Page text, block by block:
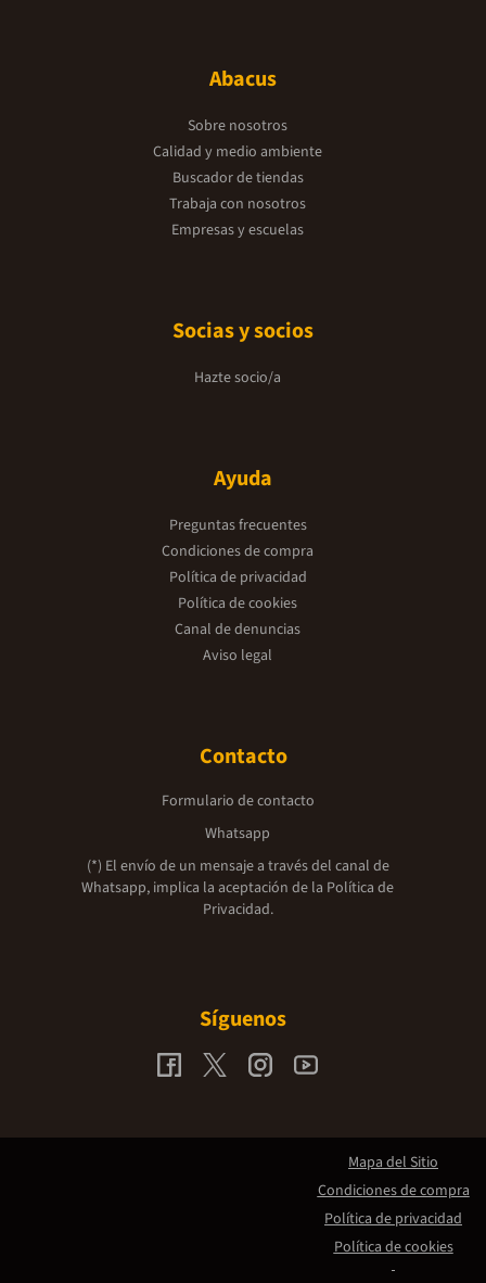
Abacus
Sobre nosotros
Calidad y medio ambiente
Buscador de tiendas
Trabaja con nosotros
Empresas y escuelas
Socias y socios
Hazte socio/a
Ayuda
Preguntas frecuentes
Condiciones de compra
Política de privacidad
Política de cookies
Canal de denuncias
Aviso legal
Contacto
Formulario de contacto
Whatsapp
(*) El envío de un mensaje a través del canal de
Whatsapp, implica la aceptación de la Política de
Privacidad.
Síguenos
Mapa del Sitio
Condiciones de compra
Política de privacidad
Política de cookies